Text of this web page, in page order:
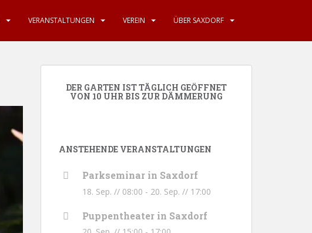
VERANSTALTUNGEN VEREIN ÜBER SAXDORF
DER GARTEN IST TÄGLICH GEÖFFNET
VON 10 UHR BIS ZUR DÄMMERUNG
ANSTEHENDE VERANSTALTUNGEN
Parkseminar in Saxdorf
18. Sep. // 08:00 - 20. Sep. // 17:00
Puppentheater in Saxdorf